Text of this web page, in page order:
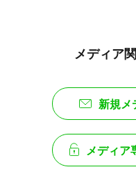
メディア
新規メ
メディア